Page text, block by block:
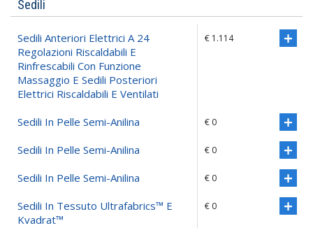
Sedili
Sedili Anteriori Elettrici A 24
Regolazioni Riscaldabili E
Rinfrescabili Con Funzione
Massaggio E Sedili Posteriori
Elettrici Riscaldabili E Ventilati
€ 1.114
Sedili In Pelle Semi-Anilina € 0
Sedili In Pelle Semi-Anilina € 0
Sedili In Pelle Semi-Anilina € 0
Sedili In Tessuto Ultrafabrics™ E
Kvadrat™
€ 0